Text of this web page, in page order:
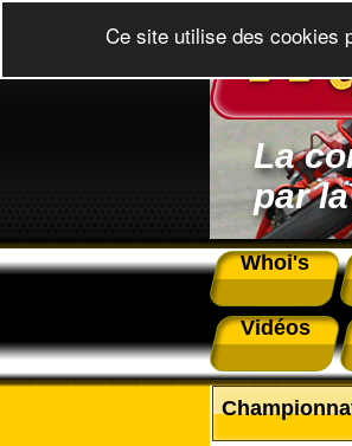
La
par
Whoi's
Vidéos
Ce site utilise des cookies